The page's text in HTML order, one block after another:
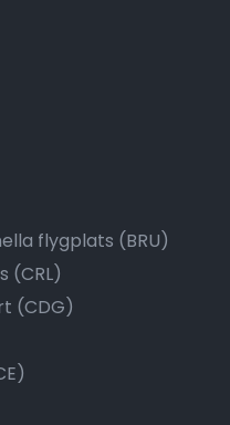
flygplats (BRU)
(CRL)
(CDG)